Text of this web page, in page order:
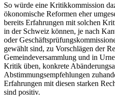
So würde eine Kritikkommission
ökonomische Reformen eher
bereits Erfahrungen mit solchen
in der Schweiz können, je nach
oder
gewählt sind, zu Vorschlägen der
Gemeindeversammlung und in
Kritik üben, konkrete
Abstimmungsempfehlungen
Erfahrungen mit diesen starken
sind positiv.